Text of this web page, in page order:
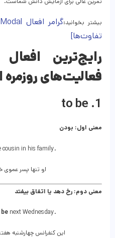
بیشتر بخوانید:
تفاوت‌ها]
رایج‌ترین
فعالیت‌های
1. to be
معنی اول: بودن
cousin in his family.
او تنها پسر
معنی دوم: رخ دهد یا اتفاق بیفتد
next Wednesday.
این کنفرانس چهارشنبه